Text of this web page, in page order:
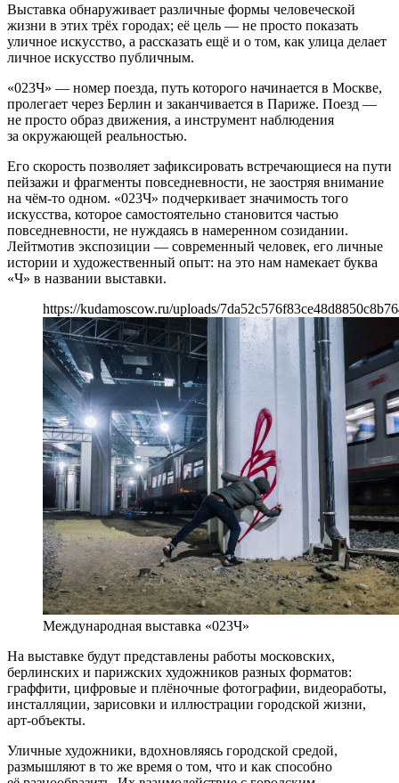
Выставка обнаруживает различные формы человеческой
жизни в этих трёх городах; её цель — не просто показать
уличное искусство, а рассказать ещё и о том, как улица делает
личное искусство публичным.
«023Ч» — номер поезда, путь которого начинается в Москве,
пролегает через Берлин и заканчивается в Париже. Поезд —
не просто образ движения, а инструмент наблюдения
за окружающей реальностью.
Его скорость позволяет зафиксировать встречающиеся на пути
пейзажи и фрагменты повседневности, не заостряя внимание
на чём-то одном. «023Ч» подчеркивает значимость того
искусства, которое самостоятельно становится частью
повседневности, не нуждаясь в намеренном созидании.
Лейтмотив экспозиции — современный человек, его личные
истории и художественный опыт: на это нам намекает буква
«Ч» в названии выставки.
https://kudamoscow.ru/uploads/
Международная выставка «023Ч»
На выставке будут представлены работы московских,
берлинских и парижских художников разных форматов:
граффити, цифровые и плёночные фотографии, видеоработы,
инсталляции, зарисовки и иллюстрации городской жизни,
арт-объекты.
Уличные художники, вдохновляясь городской средой,
размышляют в то же время о том, что и как способно